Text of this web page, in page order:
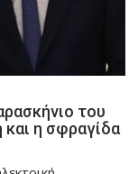
του
η σφραγίδα